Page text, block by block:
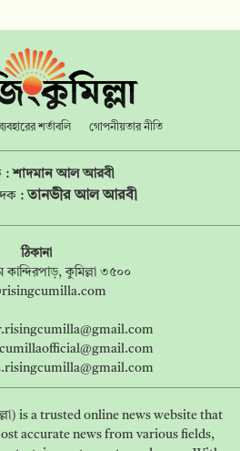
শর্তাবলি গোপনীয়তার নীতি
:শাদমান আল আরবী
: তানভীর আল আরবী
ঠিকানা
কুমিল্লা ৩৫০০
is a trusted online news website that
accurate news from various fields,